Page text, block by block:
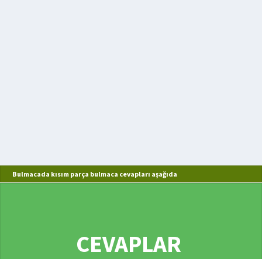
Bulmacada kısım parça bulmaca cevapları aşağıda
CEVAPLAR